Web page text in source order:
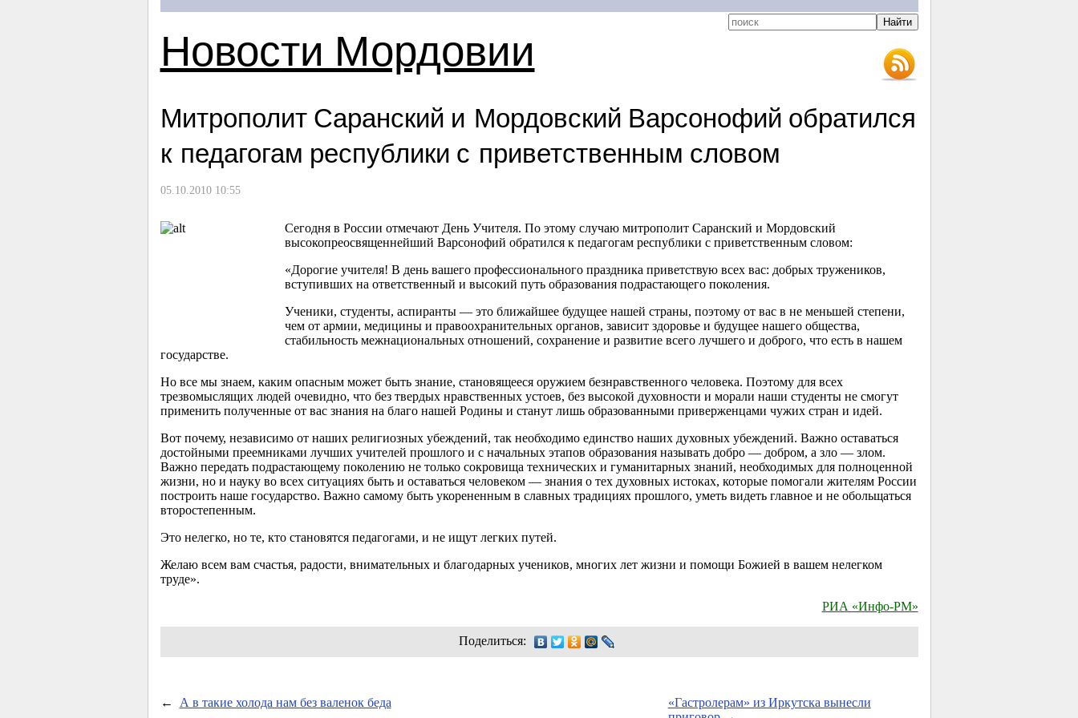
Новости Мордовии
Митрополит Саранский и Мордовский Варсонофий обратился
к педагогам республики с приветственным словом
05.10.2010 10:55
Сегодня в России отмечают День Учителя. По этому случаю митрополит Саранский и Мордовский
высокопреосвященнейший Варсонофий обратился к педагогам республики с приветственным словом:
«Дорогие учителя! В день вашего профессионального праздника приветствую всех вас: добрых тружеников,
вступивших на ответственный и высокий путь образования подрастающего поколения.
Ученики, студенты, аспиранты — это ближайшее будущее нашей страны, поэтому от вас в не меньшей степени,
чем от армии, медицины и правоохранительных органов, зависит здоровье и будущее нашего общества,
стабильность межнациональных отношений, сохранение и развитие всего лучшего и доброго, что есть в нашем
государстве.
Но все мы знаем, каким опасным может быть знание, становящееся оружием безнравственного человека. Поэтому для всех
трезвомыслящих людей очевидно, что без твердых нравственных устоев, без высокой духовности и морали наши студенты не смогут
применить полученные от вас знания на благо нашей Родины и станут лишь образованными приверженцами чужих стран и идей.
Вот почему, независимо от наших религиозных убеждений, так необходимо единство наших духовных убеждений. Важно оставаться
достойными преемниками лучших учителей прошлого и с начальных этапов образования называть добро — добром, а зло — злом.
Важно передать подрастающему поколению не только сокровища технических и гуманитарных знаний, необходимых для полноценной
жизни, но и науку во всех ситуациях быть и оставаться человеком — знания о тех духовных истоках, которые помогали жителям России
построить наше государство. Важно самому быть укорененным в славных традициях прошлого, уметь видеть главное и не обольщаться
второстепенным.
Это нелегко, но те, кто становятся педагогами, и не ищут легких путей.
Желаю всем вам счастья, радости, внимательных и благодарных учеников, многих лет жизни и помощи Божией в вашем нелегком
труде».
РИА «Инфо-РМ»
Поделиться:
← А в такие холода нам без валенок беда
«Гастролерам» из Иркутска вынесли